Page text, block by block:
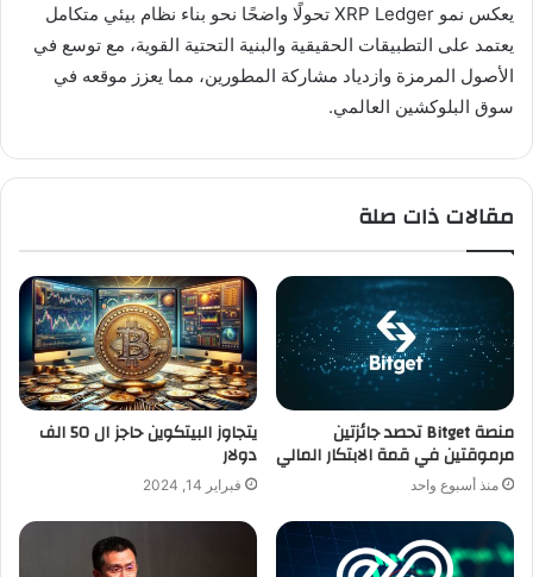
يعكس نمو XRP Ledger تحولًا واضحًا نحو بناء نظام بيئي متكامل
يعتمد على التطبيقات الحقيقية والبنية التحتية القوية، مع توسع في
الأصول المرمزة وازدياد مشاركة المطورين، مما يعزز موقعه في
سوق البلوكشين العالمي.
مقالات ذات صلة
منصة Bitget تحصد جائزتين
مرموقتين في قمة الابتكار المالي
منذ أسبوع واحد
يتجاوز البيتكوين حاجز ال 50 الف
دولار
فبراير 14, 2024